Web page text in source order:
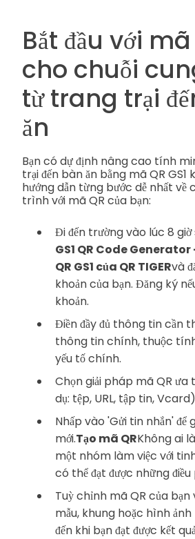
Bắt đầu với mã
cho chuỗi
từ trang trại
ăn
Bạn có dự định nâng cao tính
trại đến bàn ăn bằng mã QR
hướng dẫn từng bước dễ nhất về
trình với mã QR của bạn:
Đi đến trường vào lúc 8 giờ
GS1 QR Code
QR GS1 của QR TIGERvà
khoản của bạn. Đăng ký
khoản.
Điền đầy đủ thông tin cần
thông tin chính, thuộc
yếu tố chính.
Chọn giải pháp mã QR
dụ: tệp, URL, tập tin,
Nhấp vào 'Gửi tin nhắn' để
mới.Tạo mã QRKhông ai
một nhóm làm việc với
có thể đạt được những
Tuỳ chỉnh mã QR của bạn
mẫu, khung hoặc hình
đến khi bạn đạt được kết